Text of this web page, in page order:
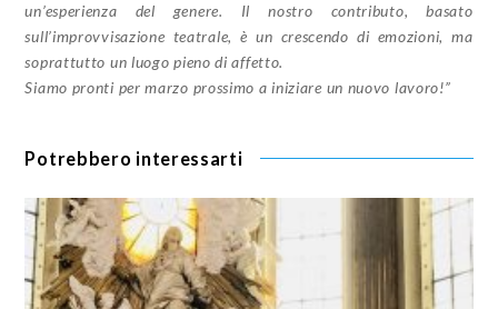
un’esperienza del genere. Il nostro contributo, basato
sull’improvvisazione teatrale, è un crescendo di emozioni, ma
soprattutto un luogo pieno di affetto.
Siamo pronti per marzo prossimo a iniziare un nuovo lavoro!”
Potrebbero interessarti